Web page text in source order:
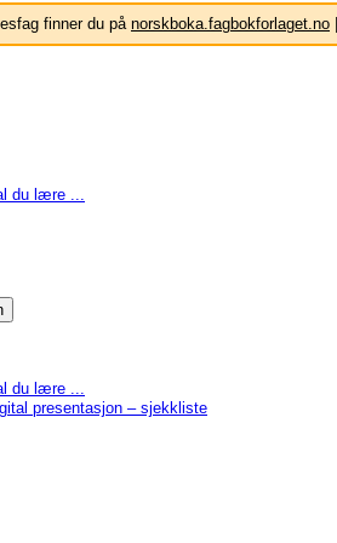
finner du på norskboka.fagbokforlaget.no
du lære ...
du lære ...
presentasjon – sjekkliste